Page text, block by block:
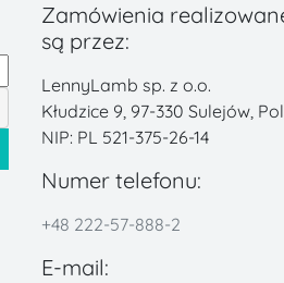
Zamówienia
są przez:
LennyLamb sp. z o.o.
Kłudzice 9, 97-330 Sulejów,
NIP: PL 521-375-26-14
Numer telefonu:
+48 222-57-888-2
E-mail: